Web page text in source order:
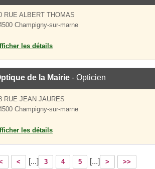
RUE ALBERT THOMAS
Champigny-sur-marne
les détails
de la Mairie - Opticien
RUE JEAN JAURES
Champigny-sur-marne
les détails
< [...] 3 4 5 [...] > >>